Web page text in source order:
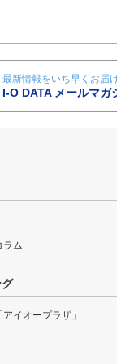
最新情報をいち早くお届
I-O DATA メールマガ
ラム
イオープラザ」